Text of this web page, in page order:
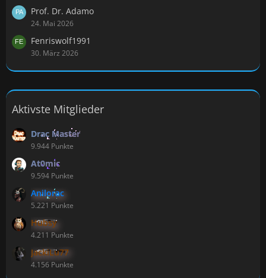
Prof. Dr. Adamo
24. Mai 2026
Fenriswolf1991
30. März 2026
Aktivste Mitglieder
Drac Master
9.944 Punkte
At0mic
9.594 Punkte
Anilorac
5.221 Punkte
Hubsy
4.211 Punkte
JackiLu77
4.156 Punkte